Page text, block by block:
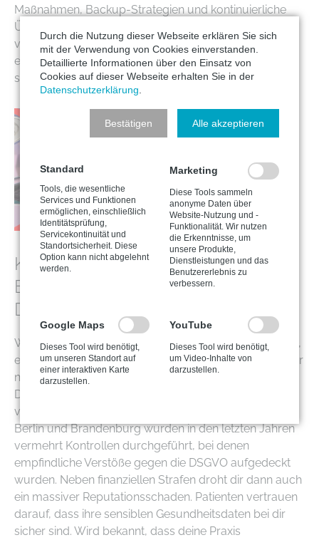
Maßnahmen, Backup-Strategien und kontinuierliche
Überwachung deiner IT-Systeme bleibt deine Praxis
vor Datenlecks und Cyberangriffen geschützt – ein
entscheidender Vorteil, wenn es um den Schutz
sensibler Patientendaten geht.
Konsequenzen bei Nicht-
Bestellung eines
Datenschutzbeauftragten
Wenn du als Betreiber einer Arztpraxis verpflichtet bist,
einen Datenschutzbeauftragten zu benennen, dies aber
nicht tust, kann daserhebliche Folgenhaben. Die
Datenschutzbehörden können hohe Bußgelder
verhängen – und das passiert nicht selten. Gerade in
Berlin und Brandenburg wurden in den letzten Jahren
vermehrt Kontrollen durchgeführt, bei denen
empfindliche Verstöße gegen die DSGVO aufgedeckt
wurden. Neben finanziellen Strafen droht dir dann auch
ein massiver Reputationsschaden. Patienten vertrauen
darauf, dass ihre sensiblen Gesundheitsdaten bei dir
sicher sind. Wird bekannt, dass deine Praxis
Durch die Nutzung dieser Webseite erklären Sie sich
mit der Verwendung von Cookies einverstanden.
Detaillierte Informationen über den Einsatz von
Cookies auf dieser Webseite erhalten Sie in der
Datenschutzerklärung
Bestätigen Alle akzeptieren
Standard
Tools, die wesentliche
Services und Funktionen
ermöglichen, einschließlich
Identitätsprüfung,
Servicekontinuität und
Standortsicherheit. Diese
Option kann nicht abgelehnt
werden.
Marketing
Diese Tools sammeln
anonyme Daten über
Website-Nutzung und -
Funktionalität. Wir nutzen
die Erkenntnisse, um
unsere Produkte,
Dienstleistungen und das
Benutzererlebnis zu
verbessern.
Google Maps
Dieses Tool wird benötigt,
um unseren Standort auf
einer interaktiven Karte
darzustellen.
YouTube
Dieses Tool wird benötigt,
um Video-Inhalte von
darzustellen.